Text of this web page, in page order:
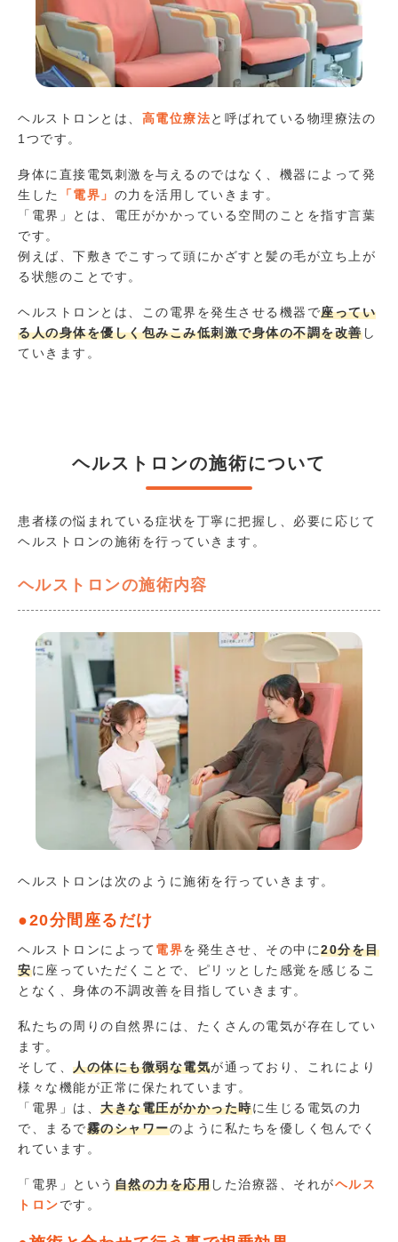
ヘルストロンとは、 高電位療法と呼ばれている物理療法の
1つです。
身体に直接電気刺激を与えるのではなく、機器によって発
生した
「電界」 の力を活用していきます。
「電界」とは、電圧がかかっている空間のことを指す言葉
です。
例えば、下敷きでこすって頭にかざすと髪の毛が立ち上が
る状態のことです。
ヘルストロンとは、この電界を発生させる機器で座ってい
る人の身体を優しく包みこみ低刺激で身体の不調を改善し
ていきます。
ヘルストロンの施術について
患者様の悩まれている症状を丁寧に把握し、必要に応じて
ヘルストロンの施術を行っていきます。
ヘルストロンの施術内容
ヘルストロンは次のように施術を行っていきます。
●20分間座るだけ
ヘルストロンによって電界を発生させ、その中に20分を目
安に座っていただくことで、ピリッとした感覚を感じるこ
となく、身体の不調改善を目指していきます。
私たちの周りの自然界には、たくさんの電気が存在してい
ます。
そして、 人の体にも微弱な電気が通っており、これにより
様々な機能が正常に保たれています。
「電界」は、 大きな電圧がかかった時に生じる電気の力
で、まるで霧のシャワーのように私たちを優しく包んでく
れています。
「電界」という 自然の力を応用した治療器、それがヘルス
トロンです。